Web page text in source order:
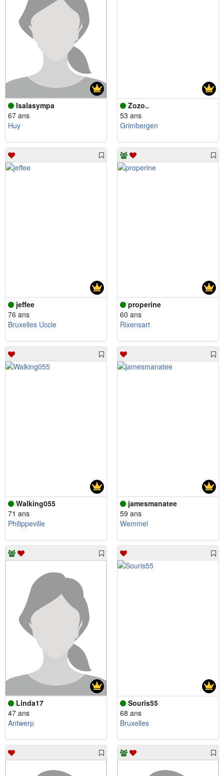
Isalasympa
67 ans
Huy
Zozo..
53 ans
Grimbergen
jeffee
76 ans
Bruxelles Uccle
properine
60 ans
Rixensart
Walking055
71 ans
Philippeville
jamesmanatee
59 ans
Wemmel
Linda17
47 ans
Antwerp
Souris55
68 ans
Bruxelles